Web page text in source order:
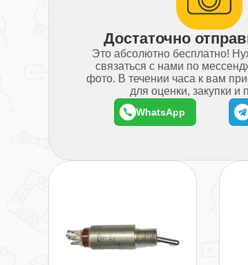
Достаточно
Это абсолютно бесплатно!
связаться с нами по
фото. В течении часа к вам
для оценки, закупки и
WhatsApp